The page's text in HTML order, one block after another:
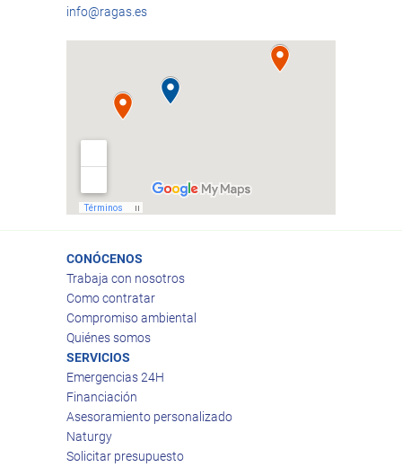
info@ragas.es
CONÓCENOS
Trabaja con nosotros
Como contratar
Compromiso ambiental
Quiénes somos
SERVICIOS
Emergencias 24H
Financiación
Asesoramiento personalizado
Naturgy
Solicitar presupuesto